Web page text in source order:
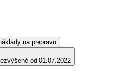
na prepravu
od 01.07.2022